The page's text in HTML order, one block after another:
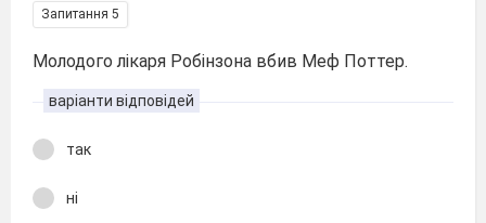
Запитання 5
Молодого лікаря Робінзона вбив Меф Поттер.
варіанти відповідей
так
ні